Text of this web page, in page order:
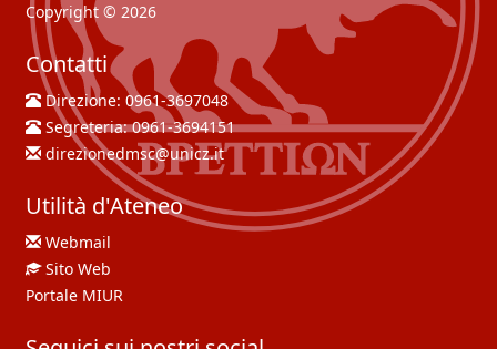
Copyright © 2026
Contatti
Direzione:0961-3697048
Segreteria:0961-3694151
direzionedmsc@unicz.it
Utilità d'Ateneo
Webmail
Sito Web
Portale MIUR